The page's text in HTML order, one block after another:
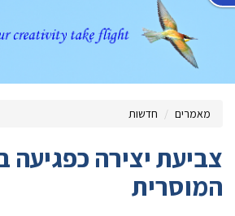
מאמרים חדשות
צביעת יצירה כפגיעה
המוסרית